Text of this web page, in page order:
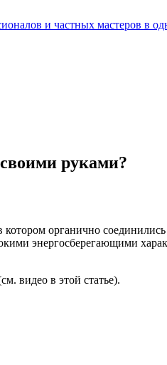
и частных мастеров в
руками?
органично
энергосберегающими
видео в этой статье).